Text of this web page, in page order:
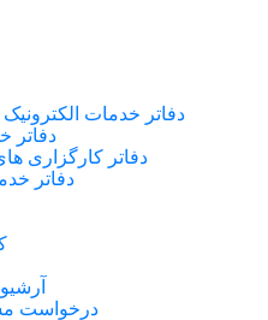
دفاتر خدمات الکترونیک
دفاتر
دفاتر کارگزاری
دفاتر
درخواست